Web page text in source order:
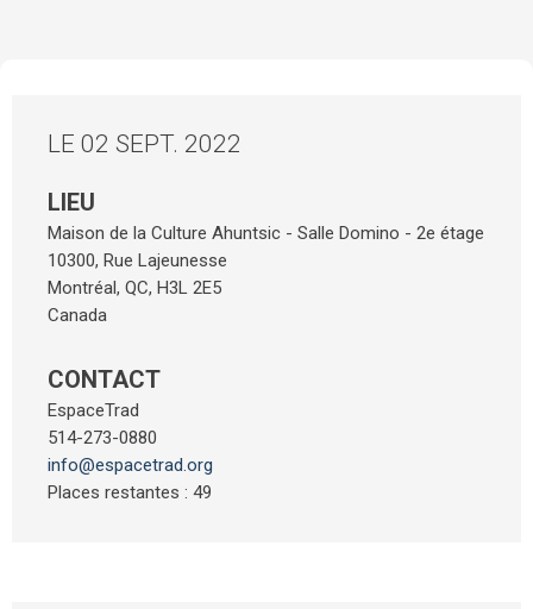
LE 02 SEPT. 2022
LIEU
Maison de la Culture Ahuntsic - Salle Domino - 2e étage
10300, Rue Lajeunesse
Montréal, QC, H3L 2E5
Canada
CONTACT
EspaceTrad
514-273-0880
info@espacetrad.org
Places restantes : 49